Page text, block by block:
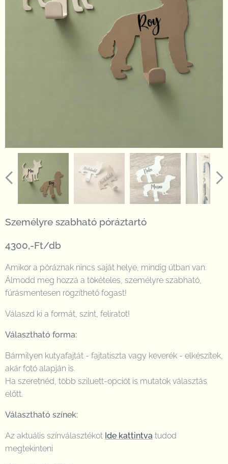
Személyre szabható póráztartó
4300,-Ft/db
Amikor a póráznak nincs saját helye, mindig útban van.
Álmodd meg hozzá a tökételes, személyre szabható,
fúrásmentesen rögzíthető fogast!
Válaszd ki a formát, színt, feliratot!
Választható forma:
Bármilyen kutyafajtát - fajtatiszta vagy keverék - elkészítek,
akár fotó alapján is.
Ha szeretnéd, több sziluett-opciót is mutatok választás
előtt.
Választható színek:
Az aktuális színválasztékot Ide kattintva tudod
megtekinteni